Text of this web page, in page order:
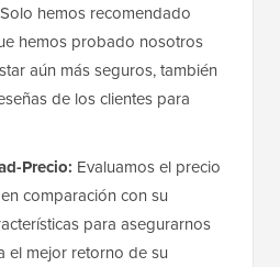
Solo hemos recomendado
hemos probado nosotros
aún más seguros, también
de los clientes para
Precio: Evaluamos el precio
comparación con su
para asegurarnos
el mejor retorno de su